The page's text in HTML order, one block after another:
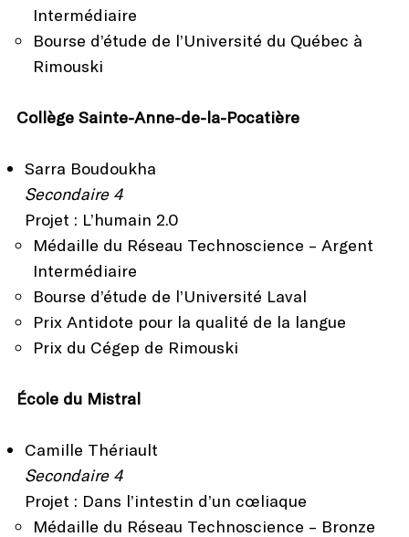
Intermédiaire
Bourse d’étude de l’Université du Québec à
Rimouski
Collège Sainte-Anne-de-la-Pocatière
Sarra Boudoukha
Secondaire 4
Projet : L’humain 2.0
Médaille du Réseau Technoscience – Argent
Intermédiaire
Bourse d’étude de l’Université Laval
Prix Antidote pour la qualité de la langue
Prix du Cégep de Rimouski
École du Mistral
Camille Thériault
Secondaire 4
Projet : Dans l’intestin d’un cœliaque
Médaille du Réseau Technoscience – Bronze